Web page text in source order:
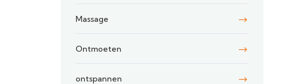
Massage
Ontmoeten
ontspannen